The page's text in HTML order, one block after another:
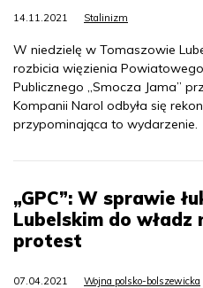
14.11.2021 Stalinizm
W niedzielę w Tomaszowie
rozbicia więzienia
Publicznego „Smocza Jama”
Kompanii Narol odbyła się
przypominająca to wydarzenie.
„GPC”: W sprawie
Lubelskim do władz
protest
07.04.2021 Wojna polsko-bolszewicka